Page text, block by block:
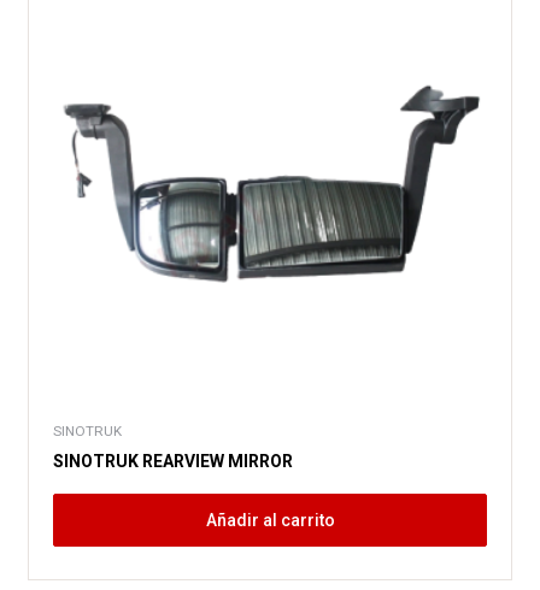
SINOTRUK
SINOTRUK REARVIEW MIRROR
Añadir al carrito